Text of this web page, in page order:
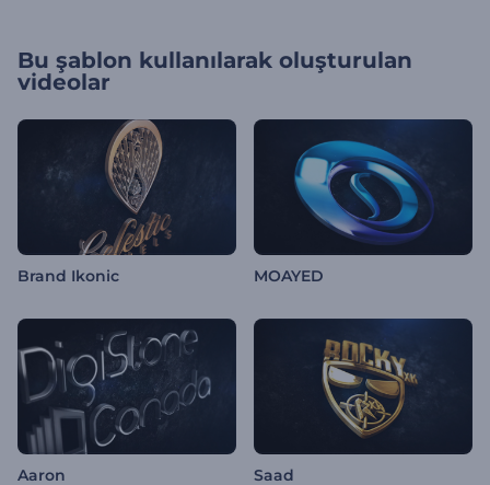
Bu şablon kullanılarak oluşturulan
videolar
Brand Ikonic MOAYED
Aaron Saad